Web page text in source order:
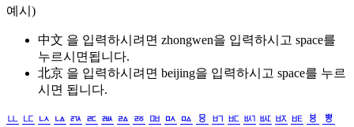
예시)
中文 을 입력하시려면 zhongwen을 입력하시고 space를
누르시면됩니다.
北京 을 입력하시려면 beijing을 입력하시고 space를 누르
시면 됩니다.
ㅥ ㅦ ㅧ ㅨ ㅩ ㅪ ㅫ ㅬ ㅭ ㅮ ㅯ ㅰ ㅱ ㅲ ㅳ ㅴ ㅵ ㅶ ㅷ ㅸ
ㅹ